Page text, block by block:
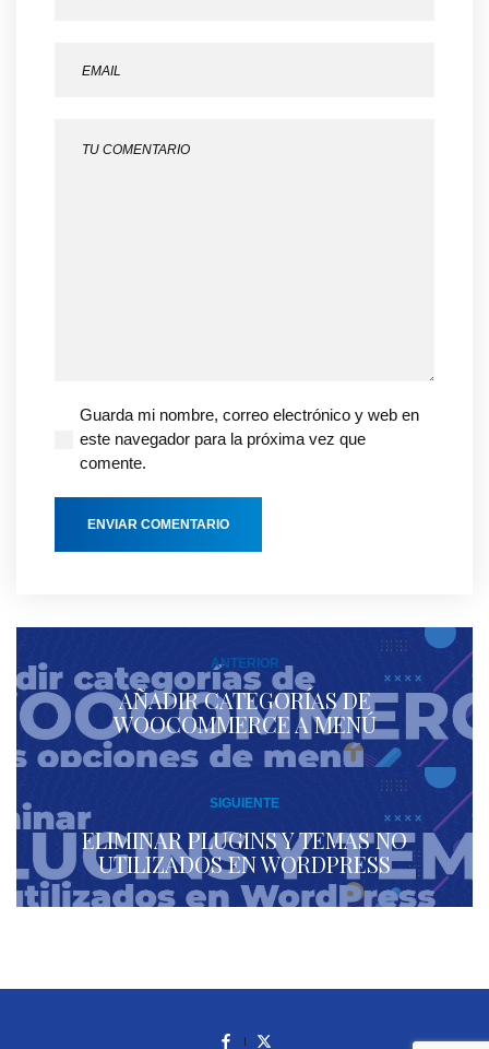
Guarda mi nombre, correo electrónico y web en
este navegador para la próxima vez que
comente.
ENVIAR COMENTARIO
ANTERIOR
AÑADIR CATEGORÍAS DE
WOOCOMMERCE A MENÚ
SIGUIENTE
ELIMINAR PLUGINS Y TEMAS NO
UTILIZADOS EN WORDPRESS